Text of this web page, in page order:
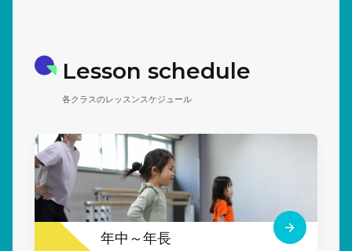
Lesson schedule
各クラスのレッスンスケジュール
年中～年長